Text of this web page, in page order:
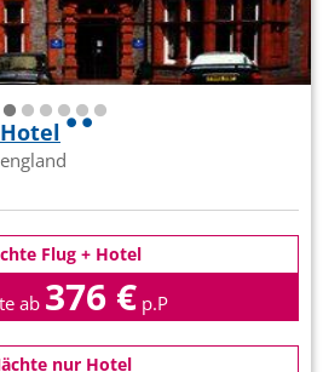
Flug + Hotel
ab 376 € p.P
nur Hotel